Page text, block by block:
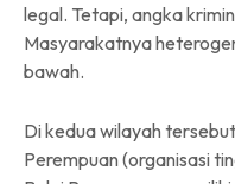
legal. Tetapi, angka
Masyarakatnya
bawah.
Di kedua wilayah
Perempuan (organisasi